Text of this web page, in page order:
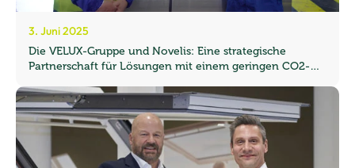
3. Juni 2025
Die VELUX-Gruppe und Novelis: Eine strategische
Partnerschaft für Lösungen mit einem geringen CO2-